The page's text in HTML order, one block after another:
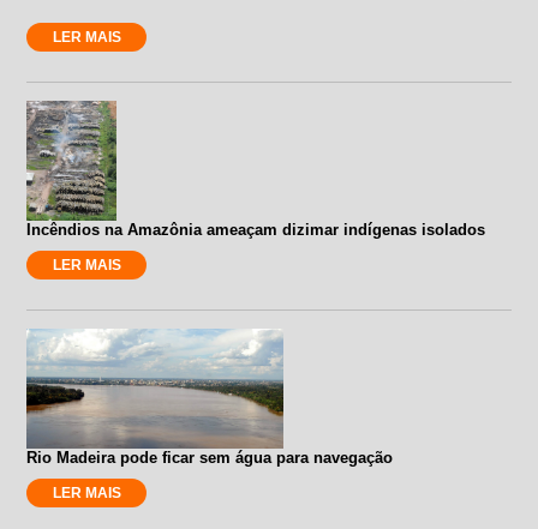
LER MAIS
Incêndios na Amazônia ameaçam dizimar indígenas isolados
LER MAIS
Rio Madeira pode ficar sem água para navegação
LER MAIS